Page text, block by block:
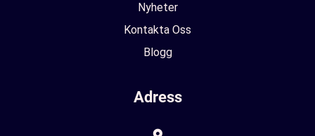
Nyheter
Kontakta Oss
Blogg
Adress